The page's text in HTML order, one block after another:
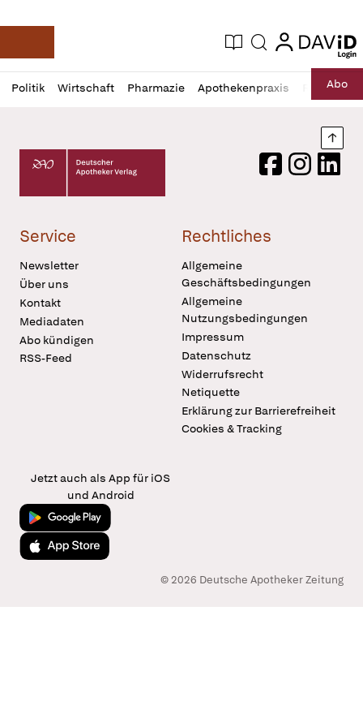
Deutsche Apotheker Zeitung
Aktuelle Ausgabe
Suche login
login
Politik Wirtschaft Pharmazie Apothekenpraxis RechtAbo
Profil
öffnen
Daz
Pur
Deutscher Apotheker Verlag Logo
FacebookInstagram
Service
Newsletter
Über uns
Kontakt
Mediadaten
Abo kündigen
RSS-Feed
Rechtliches
Allgemeine
Geschäftsbedingungen
Allgemeine
Nutzungsbedingungen
Impressum
Datenschutz
Widerrufsrecht
Netiquette
Erklärung zur Barrierefreiheit
Cookies & Tracking
Jetzt auch als App für iOS
und Android
Jetzt bei Google Play
Laden im App Store
© 2026 Deutsche Apotheker Zeitung